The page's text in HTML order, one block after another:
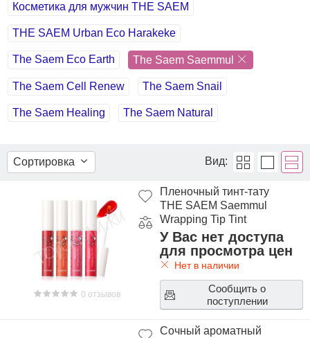
Косметика для мужчин THE SAEM
THE SAEM Urban Eco Harakeke
The Saem Eco Earth The Saem Saemmul
The Saem Cell Renew The Saem Snail
The Saem Healing The Saem Natural
Сортировка Вид:
0 отзывов
Пленочный тинт-тату
THE SAEM Saemmul
Wrapping Tip Tint
У Вас нет доступа
для просмотра цен
Нет в наличии
Сообщить о
поступлении
Сочный ароматный